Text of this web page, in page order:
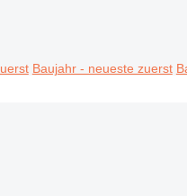
Baujahr - neueste zuerst